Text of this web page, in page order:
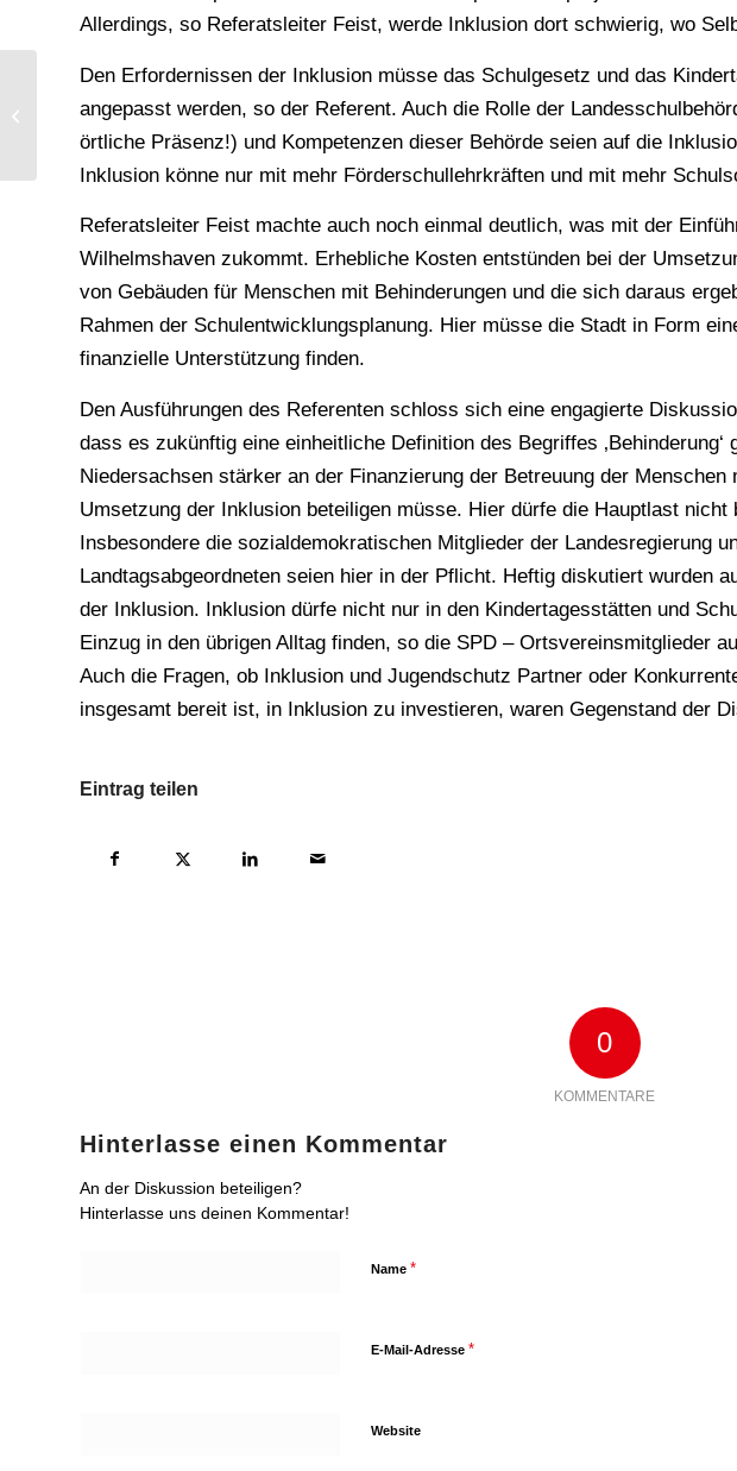
Allerdings, so Referatsleiter Feist, werde Inklusion dort schwierig, wo
Den Erfordernissen der Inklusion müsse das Schulgesetz und das
angepasst werden, so der Referent. Auch die Rolle der
örtliche Präsenz!) und Kompetenzen dieser Behörde seien auf die
Inklusion könne nur mit mehr Förderschullehrkräften und mit mehr
Referatsleiter Feist machte auch noch einmal deutlich, was mit der
Wilhelmshaven zukommt. Erhebliche Kosten entstünden bei der
von Gebäuden für Menschen mit Behinderungen und die sich daraus
Rahmen der Schulentwicklungsplanung. Hier müsse die Stadt in Form
finanzielle Unterstützung finden.
Den Ausführungen des Referenten schloss sich eine engagierte
dass es zukünftig eine einheitliche Definition des Begriffes
Niedersachsen stärker an der Finanzierung der Betreuung der Menschen
Umsetzung der Inklusion beteiligen müsse. Hier dürfe die Hauptlast nicht
Insbesondere die sozialdemokratischen Mitglieder der Landesregierung
Landtagsabgeordneten seien hier in der Pflicht. Heftig diskutiert wurden
der Inklusion. Inklusion dürfe nicht nur in den Kindertagesstätten und
Einzug in den übrigen Alltag finden, so die SPD – Ortsvereinsmitglieder
Auch die Fragen, ob Inklusion und Jugendschutz Partner oder
insgesamt bereit ist, in Inklusion zu investieren, waren Gegenstand der
Eintrag teilen
0
KOMMENTARE
Hinterlasse einen Kommentar
An der Diskussion beteiligen?
Hinterlasse uns deinen Kommentar!
Name *
E-Mail-Adresse *
Website
Knapp 111.000 Euro steuerfrei für